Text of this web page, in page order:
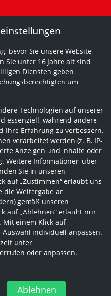
bevor Sie unsere Website
Sie unter 16 Jahre alt sind
Diensten geben
um
Technologien auf unserer
essenziell, während andere
Ihre Erfahrung zu verbessern.
verarbeitet werden (z. B. IP-
Anzeigen und Inhalte oder
Weitere Informationen über
Sie in unseren
auf „Zustimmen“ erlaubt uns
die Weitergabe an
gemäß unseren
auf „Ablehnen“ erlaubt nur
Mit einem Klick auf
Auswahl individuell anpassen.
unter
oder anpassen.
Ablehnen